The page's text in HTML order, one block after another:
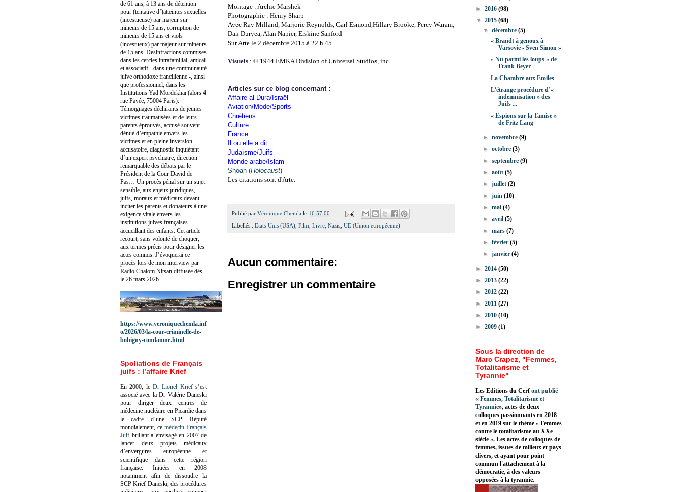
Montage : Archie Marshek
Photographie : Henry Sharp
Avec Ray Milland, Marjorie Reynolds, Carl Esmond,Hillary Brooke, Percy Waram,
Dan Duryea, Alan Napier, Erskine Sanford
Sur Arte le 2 décembre 2015 à 22 h 45
Visuels : © 1944 EMKA Division of Universal Studios, inc.
Articles sur ce blog concernant :
Affaire al-Dura/Israël
Aviation/Mode/Sports
Chrétiens
Culture
France
Il ou elle a dit...
Judaïsme/Juifs
Monde arabe/Islam
Shoah (Holocaust)
Les citations sont d'Arte.
Publié par Véronique Chemla le 16:57:00
Libellés : Etats-Unis (USA), Film, Livre, Nazis, UE (Union européenne)
Aucun commentaire:
Enregistrer un commentaire
de 61 ans, à 13 ans de détention
pour (tentative d’)atteintes sexuelles
(incestueuse) par majeur sur
mineurs de 15 ans, corruption de
mineurs de 15 ans et viols
(incestueux) par majeur sur mineurs
de 15 ans. Desinfractions commises
dans les cercles intrafamilial, amical
et associatif - dans une communauté
juive orthodoxe francilienne -, ainsi
que professionnel, dans les
Institutions Yad Mordekhaï (alors 4
rue Pavée, 75004 Paris).
Témoignages déchirants de jeunes
victimes traumatisées et de leurs
parents éprouvés, accusé souvent
dénué d’empathie envers les
victimes et en pleine inversion
accusatoire, diagnostic inquiétant
d’un expert psychiatre, direction
remarquable des débats par le
Président de la Cour David de
Pas… Un procès pénal sur un sujet
sensible, aux enjeux juridiques,
juifs, moraux et médicaux devant
inciter les parents et donateurs à une
exigence vitale envers les
institutions juives françaises
accueillant des enfants. Cet article
recourt, sans volonté de choquer,
aux termes précis pour désigner les
actes commis. J’évoquerai ce
procès lors de mon interview par
Radio Chalom Nitsan diffusée dès
le 26 mars 2026.
https://www.veroniquechemla.inf
o/2026/03/la-cour-criminelle-de-
bobigny-condamne.html
Spoliations de Français
juifs : l’affaire Krief
En 2000, le Dr Lionel Kriefs’est
associé avec la Dr Valérie Daneski
pour diriger deux centres de
médecine nucléaire en Picardie dans
le cadre d’une SCP. Réputé
mondialement, ce médecin Français
Juif brillant a envisagé en 2007 de
lancer deux projets médicaux
d’envergures européenne et
scientifique dans cette région
française. Initiées en 2008
notamment afin de dissoudre la
SCP Krief Daneski, des procédures
► 2016 (98)
▼ 2015 (68)
▼décembre(5)
« Brandt à genoux à
Varsovie - Sven Simon »
« Nu parmi les loups » de
Frank Beyer
La Chambre aux Etoiles
L’étrange procédure d’«
indemnisation » des
Juifs ...
« Espions sur la Tamise »
de Fritz Lang
►novembre(9)
►octobre(3)
►septembre(9)
►août(5)
►juillet(2)
►juin(10)
►mai(4)
►avril(5)
►mars(7)
►février(5)
►janvier(4)
► 2014 (50)
► 2013 (22)
► 2012 (22)
► 2011 (27)
► 2010 (10)
► 2009 (1)
Sous la direction de
Marc Crapez, "Femmes,
Totalitarisme et
Tyrannie"
Les Editions du Cerfont publié
« Femmes, Totalitarisme et
Tyrannie», actes de deux
colloques passionnants en 2018
et en 2019 sur le thème « Femmes
contre le totalitarisme au XXe
siècle ». Les actes de colloques de
femmes, issues de milieux et pays
divers, et ayant pour point
commun l'attachement à la
démocratie, à des valeurs
opposées à la tyrannie.